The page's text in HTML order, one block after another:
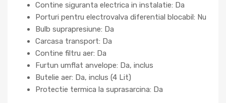
Contine siguranta electrica in instalatie: Da
Porturi pentru electrovalva diferential blocabil: Nu
Bulb suprapresiune: Da
Carcasa transport: Da
Contine filtru aer: Da
Furtun umflat anvelope: Da, inclus
Butelie aer: Da, inclus (4 Lit)
Protectie termica la suprasarcina: Da